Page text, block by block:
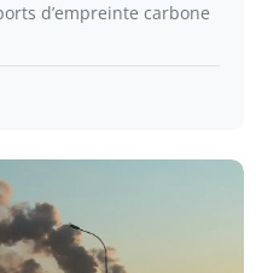
d’empreinte carbone